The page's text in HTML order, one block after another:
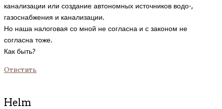
канализации или создание автономных источников водо-,
газоснабжения и канализации.
Но наша налоговая со мной не согласна и с законом не
согласна тоже.
Как быть?
Ответить
Helm